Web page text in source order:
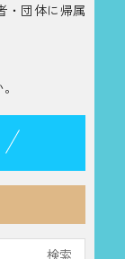
・団体に帰属